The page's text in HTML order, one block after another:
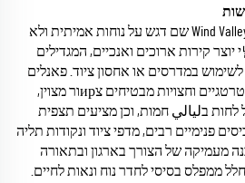
עבור אוהל ל-4 אנשים, דגם Wind Valley שם דגש על נוחות אמיתית ולא
רק על קיבולת. העיצוב הת널י יוצר קירות ארוכים ואנכיים, המגדילים
במדרסים או אחסון ציוד. פאנלים
רתכים גדולים ובמקומות אסטרטגיים וחצויות מבטיחים צирור מצוין,
לחות בليالي חמות, וכן מציעים תצפית
פנימיים רבים, מדפי ציוד ונקודות תליה
מעמיקה של הצורך בארגון ובתאורה
ממפלס בסיסי לחדר נוח ונאות לחיים.